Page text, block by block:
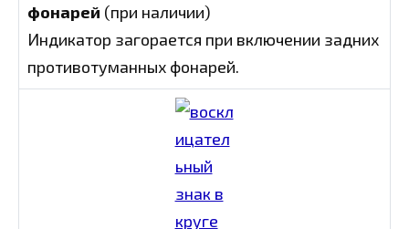
фонарей (при наличии)
Индикатор загорается при включении задних
противотуманных фонарей.